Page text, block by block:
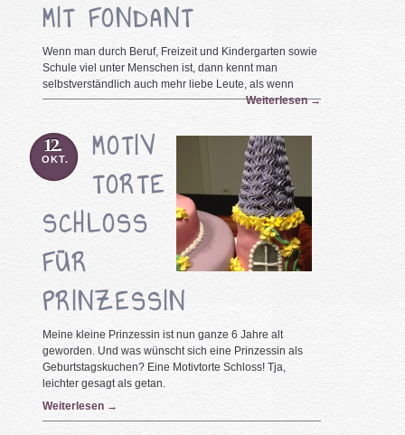
MIT FONDANT
Wenn man durch Beruf, Freizeit und Kindergarten sowie
Schule viel unter Menschen ist, dann kennt man
selbstverständlich auch mehr liebe Leute, als wenn
Weiterlesen→
12.
OKT.
MOTIV
TORTE
SCHLOSS
FÜR
PRINZESSIN
Meine kleine Prinzessin ist nun ganze 6 Jahre alt
geworden. Und was wünscht sich eine Prinzessin als
Geburtstagskuchen? Eine Motivtorte Schloss! Tja,
leichter gesagt als getan.
Weiterlesen →